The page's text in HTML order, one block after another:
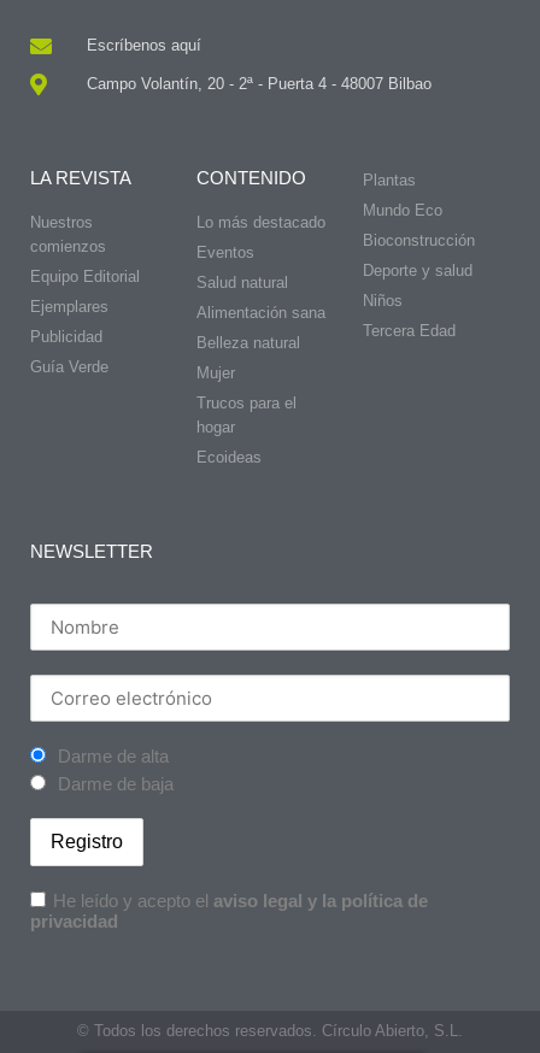
Escríbenos aquí
Campo Volantín, 20 - 2ª - Puerta 4 - 48007 Bilbao
LA REVISTA
Nuestros
comienzos
Equipo Editorial
Ejemplares
Publicidad
Guía Verde
CONTENIDO
Lo más destacado
Eventos
Salud natural
Alimentación sana
Belleza natural
Mujer
Trucos para el
hogar
Ecoideas
Plantas
Mundo Eco
Bioconstrucción
Deporte y salud
Niños
Tercera Edad
NEWSLETTER
Darme de alta
Darme de baja
He leído y acepto el aviso legal y la política de
privacidad
© Todos los derechos reservados. Círculo Abierto, S.L.